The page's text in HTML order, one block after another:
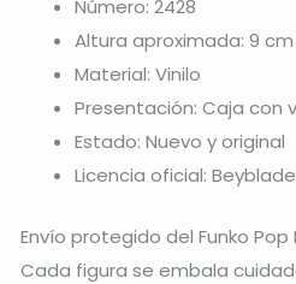
Número: 2428
Altura aproximada: 9 cm
Material: Vinilo
Presentación: Caja con
Estado: Nuevo y original
Licencia oficial:
Envío protegido del Funko Pop
Cada figura se embala